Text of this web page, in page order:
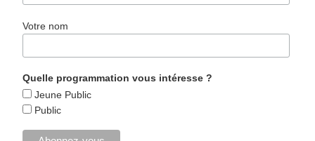
Votre nom
Quelle programmation vous intéresse ?
Jeune Public
Public